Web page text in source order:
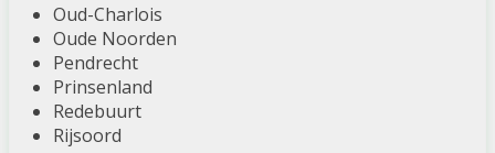
Oud-Charlois
Oude Noorden
Pendrecht
Prinsenland
Redebuurt
Rijsoord